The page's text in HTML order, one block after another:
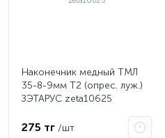
Наконечник медный ТМЛ
35-8-9мм Т2 (опрес. луж.)
ЗЭТАРУС zeta10625
275 тг /шт